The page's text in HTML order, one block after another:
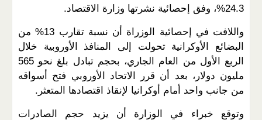
24.3%، وفق إحصائية نشرتها وزارة الاقتصاد.
واللافت في إحصائية الوزراة أن نسبة تقارب 13% من
البضائع الأوكرانية تحولت إلى المنافذ الأوروبية خلال
الربع الأول من العام الجاري، بحجم تبادل بلغ نحو 565
مليون دولار، بعد أن قرر الاتحاد الأوروبي فتح أسواقه
من جانب واحد أمام أوكرانيا لإنقاذ اقتصادها المتعثر.
وتوقع خبراء في الوزارة أن يزيد حجم الصادرات